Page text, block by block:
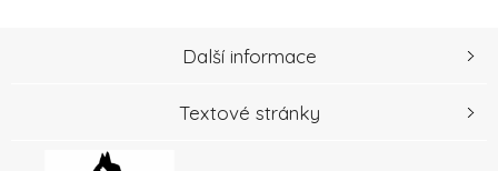
Další informace
Textové stránky